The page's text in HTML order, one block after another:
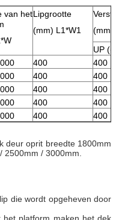
van hetLipgrootte
(mm) L1*W1
(mm)
UP
400
400
400
400
400
400
400
400
400 400
deur oprit breedte 1800mm
/ 3000mm.
die wordt opgeheven door